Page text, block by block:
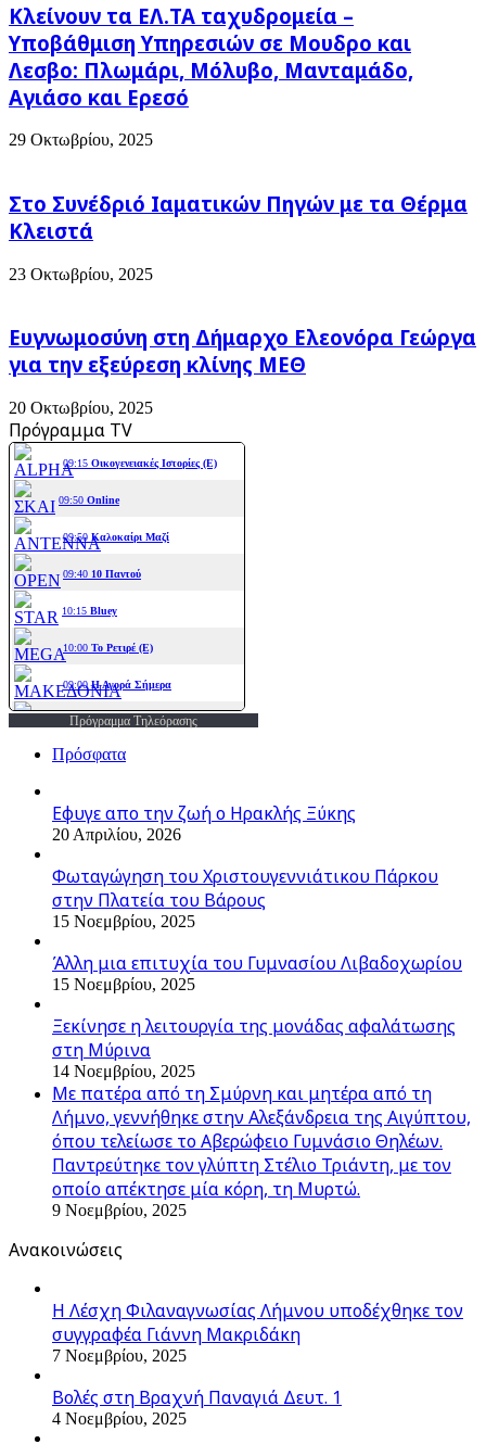
Κλείνουν τα ΕΛ.ΤΑ ταχυδρομεία –
Υποβάθμιση Υπηρεσιών σε Μουδρο και
Λεσβο: Πλωμάρι, Μόλυβο, Μανταμάδο,
Αγιάσο και Ερεσό
29 Οκτωβρίου, 2025
Στο Συνέδριό Ιαματικών Πηγών με τα Θέρμα
Κλειστά
23 Οκτωβρίου, 2025
Ευγνωμοσύνη στη Δήμαρχο Ελεονόρα Γεώργα
για την εξεύρεση κλίνης ΜΕΘ
20 Οκτωβρίου, 2025
Πρόγραμμα TV
Πρόγραμμα Τηλεόρασης
Πρόσφατα
Εφυγε απο την ζωή o Ηρακλής Ξύκης
20 Απριλίου, 2026
Φωταγώγηση του Χριστουγεννιάτικου Πάρκου
στην Πλατεία του Βάρους
15 Νοεμβρίου, 2025
Άλλη μια επιτυχία του Γυμνασίου Λιβαδοχωρίου
15 Νοεμβρίου, 2025
Ξεκίνησε η λειτουργία της μονάδας αφαλάτωσης
στη Μύρινα
14 Νοεμβρίου, 2025
Με πατέρα από τη Σμύρνη και μητέρα από τη
Λήμνο, γεννήθηκε στην Αλεξάνδρεια της Αιγύπτου,
όπου τελείωσε το Αβερώφειο Γυμνάσιο Θηλέων.
Παντρεύτηκε τον γλύπτη Στέλιο Τριάντη, με τον
οποίο απέκτησε μία κόρη, τη Μυρτώ.
9 Νοεμβρίου, 2025
Ανακοινώσεις
Η Λέσχη Φιλαναγνωσίας Λήμνου υποδέχθηκε τον
συγγραφέα Γιάννη Μακριδάκη
7 Νοεμβρίου, 2025
Βολές στη Βραχνή Παναγιά Δευτ. 1
4 Νοεμβρίου, 2025